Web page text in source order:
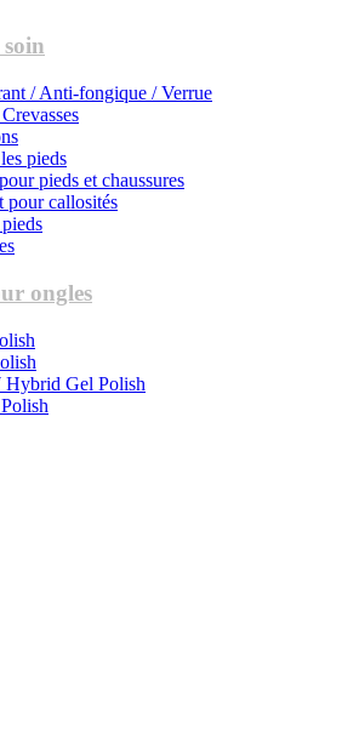
/ Anti-fongique / Verrue
pieds
pieds et chaussures
pour callosités
ongles
Gel Polish